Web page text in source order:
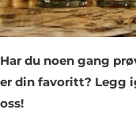
Har du noen gang
er din favoritt? Legg
oss!